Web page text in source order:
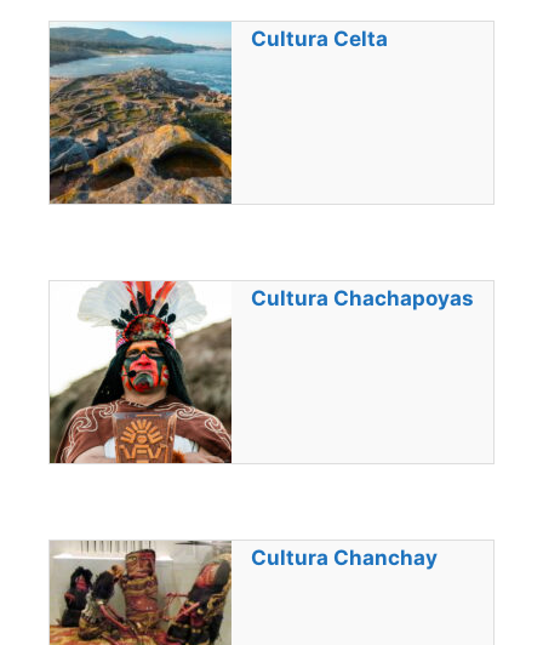
Cultura Celta
Cultura Chachapoyas
Cultura Chanchay